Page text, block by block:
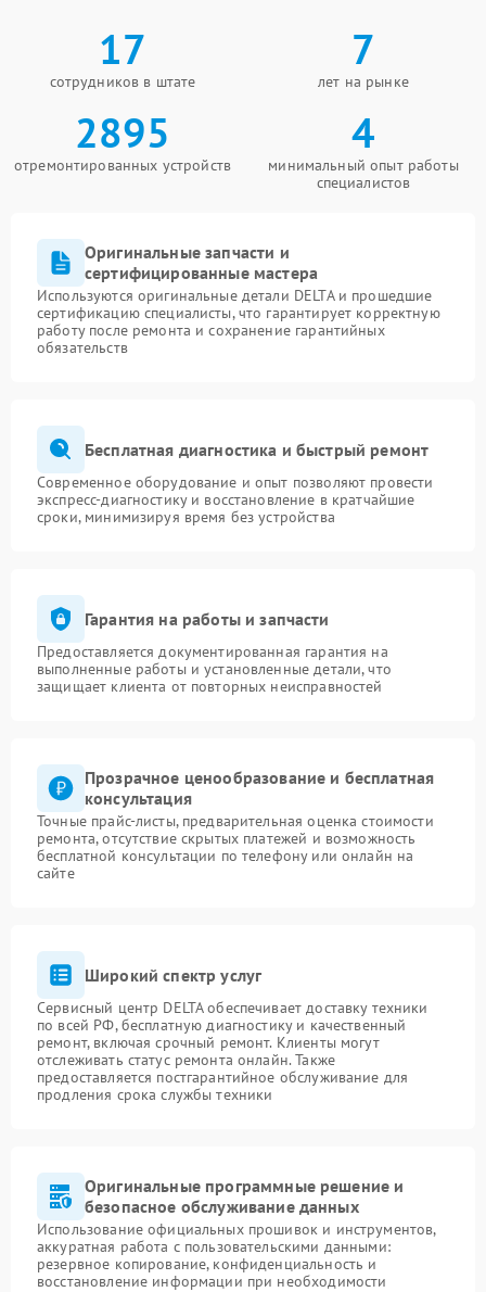
17
сотрудников в штате
7
лет на рынке
2895
отремонтированных устройств
4
минимальный опыт работы
специалистов
Оригинальные запчасти и
сертифицированные мастера
Используются оригинальные детали DELTA и прошедшие
сертификацию специалисты, что гарантирует корректную
работу после ремонта и сохранение гарантийных
обязательств
Бесплатная диагностика и быстрый ремонт
Современное оборудование и опыт позволяют провести
экспресс-диагностику и восстановление в кратчайшие
сроки, минимизируя время без устройства
Гарантия на работы и запчасти
Предоставляется документированная гарантия на
выполненные работы и установленные детали, что
защищает клиента от повторных неисправностей
Прозрачное ценообразование и бесплатная
консультация
Точные прайс-листы, предварительная оценка стоимости
ремонта, отсутствие скрытых платежей и возможность
бесплатной консультации по телефону или онлайн на
сайте
Широкий спектр услуг
Сервисный центр DELTA обеспечивает доставку техники
по всей РФ, бесплатную диагностику и качественный
ремонт, включая срочный ремонт. Клиенты могут
отслеживать статус ремонта онлайн. Также
предоставляется постгарантийное обслуживание для
продления срока службы техники
Оригинальные программные решение и
безопасное обслуживание данных
Использование официальных прошивок и инструментов,
аккуратная работа с пользовательскими данными:
резервное копирование, конфиденциальность и
восстановление информации при необходимости